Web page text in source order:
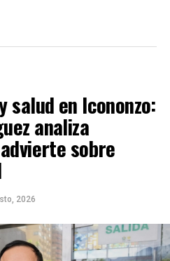
en Icononzo:
analiza
sobre
2026